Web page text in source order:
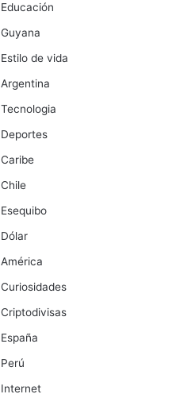
Educación
Guyana
Estilo de vida
Argentina
Tecnologia
Deportes
Caribe
Chile
Esequibo
Dólar
América
Curiosidades
Criptodivisas
España
Perú
Internet